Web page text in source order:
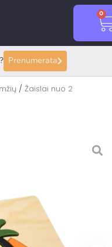
0
Prenumerata
/ Žaislai nuo 2